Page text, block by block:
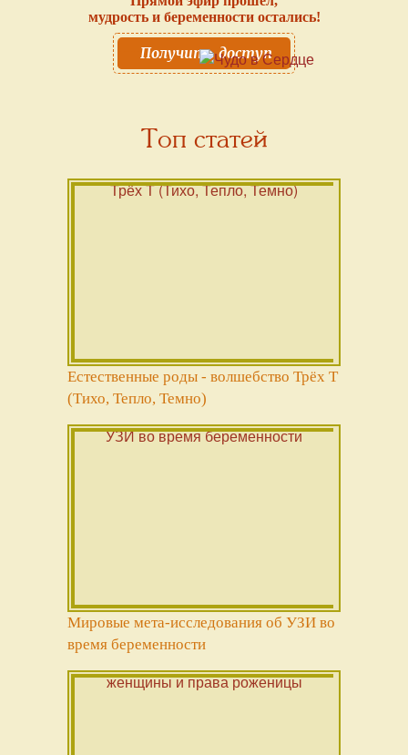
мудрость и беременности остались!
Получить доступ
Топ статей
Естественные роды - волшебство Трёх Т
(Тихо, Тепло, Темно)
Мировые мета-исследования об УЗИ во
время беременности